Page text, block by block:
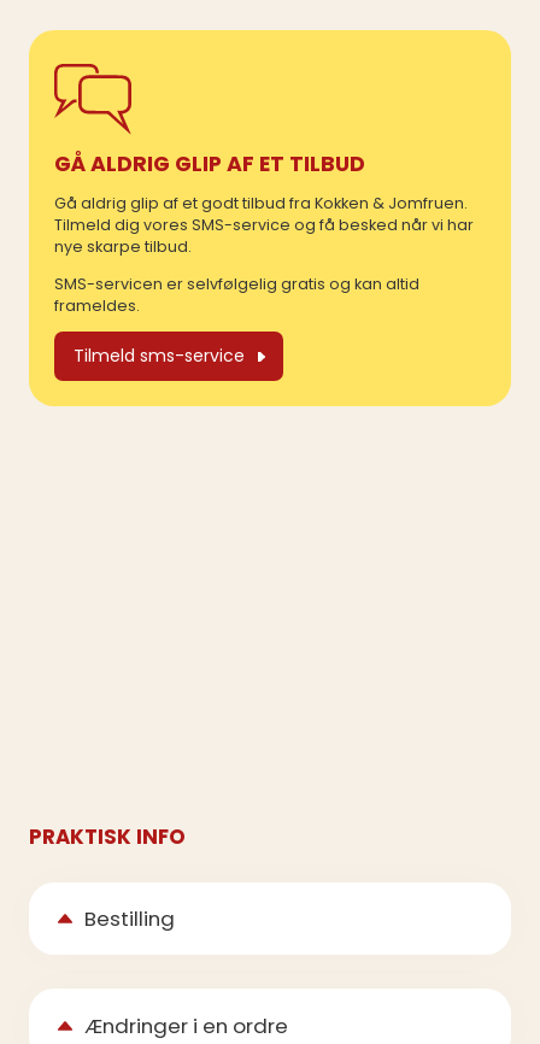
GÅ ALDRIG GLIP AF ET TILBUD
Gå aldrig glip af et godt tilbud fra Kokken & Jomfruen.
Tilmeld dig vores SMS-service og få besked når vi har
nye skarpe tilbud.
SMS-servicen er selvfølgelig gratis og kan altid
frameldes.
Tilmeld sms-service
PRAKTISK INFO
Bestilling
Ændringer i en ordre